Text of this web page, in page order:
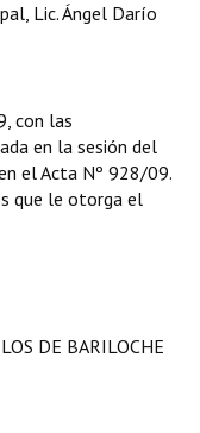
Lic. Ángel Darío
con las
en la sesión del
el Acta Nº 928/09.
que le otorga el
DE BARILOCHE